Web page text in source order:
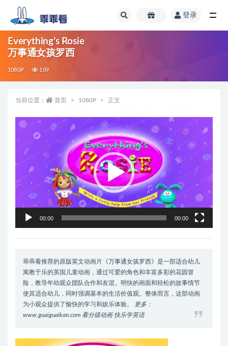
登录
Everything’s Rosie
万事通女孩罗西
1080P 109
当前位置： 首页 1080P 正文
视
00:00 00:00
乖乖看推荐的原版英文动画片《万事通女孩罗西》是一部适合幼儿
寓教于乐的英国儿童动画，通过可爱的角色和丰富多彩的花园冒
险，教导年幼观众团队合作和友谊。明快的画面和轻松的故事情节
使其适合幼儿，同时强调基本的生活价值观。整体而言，这部动画
为小观众提供了愉快的学习和娱乐体验。
更多：
www.guaiguaikan.com 看分级动画 快乐学英语